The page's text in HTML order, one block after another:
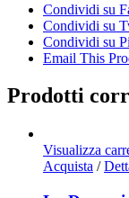
Condividi su
Condividi su
Condividi su
Email This
Prodotti
Visualizza
Acquista /